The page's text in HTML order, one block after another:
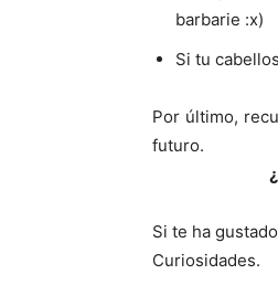
barbarie :x)
Si tu
Por último,
futuro.
Si te ha
Curiosidades.